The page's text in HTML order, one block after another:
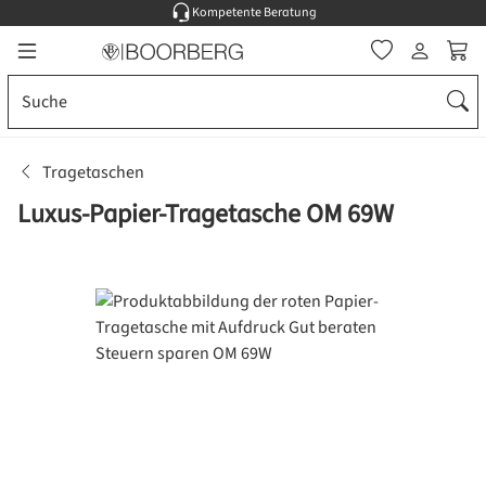
Zum Hauptinhalt springen
Kompetente Beratung
Tragetaschen
Luxus-Papier-Tragetasche OM 69W
Bildergalerie überspringen